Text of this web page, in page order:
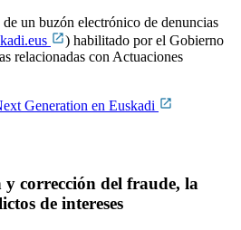
un buzón electrónico de denuncias
) habilitado por el Gobierno
relacionadas con Actuaciones
Generation en Euskadi
y corrección del fraude, la
de intereses